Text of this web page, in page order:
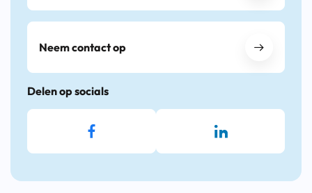
Neem contact op
Delen op socials